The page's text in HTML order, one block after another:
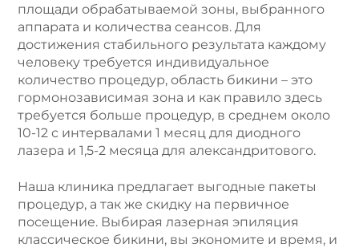
площади обрабатываемой зоны, выбранного
аппарата и количества сеансов. Для
достижения стабильного результата каждому
человеку требуется индивидуальное
количество процедур, область бикини – это
гормонозависимая зона и как правило здесь
требуется больше процедур, в среднем около
10-12 с интервалами 1 месяц для диодного
лазера и 1,5-2 месяца для александритового.
Наша клиника предлагает выгодные пакеты
процедур, а так же скидку на первичное
посещение. Выбирая лазерная эпиляция
классическое бикини, вы экономите и время, и